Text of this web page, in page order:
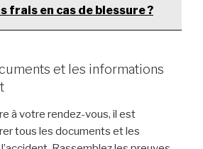
frais en cas de blessure ?
et les informations
à votre rendez-vous, il est
tous les documents et les